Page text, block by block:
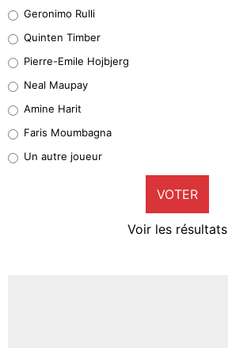
32%
4%
1%
9%
Geronimo Rulli
Quinten Timber
Pierre-Emile Hojbjerg
Neal Maupay
Amine Harit
Faris Moumbagna
Un autre joueur
VOTER
Voir les résultats